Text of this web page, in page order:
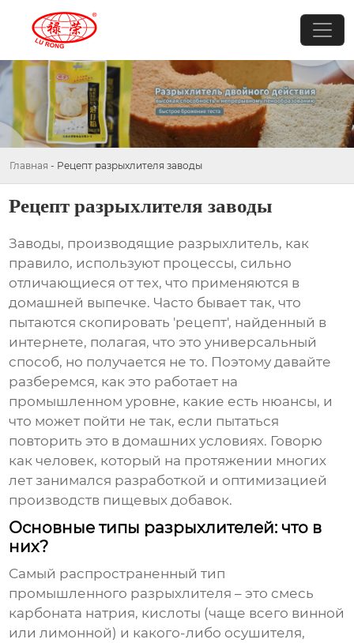
Главная - Рецепт разрыхлителя заводы
Рецепт разрыхлителя заводы
Заводы, производящие разрыхлитель, как
правило, используют процессы, сильно
отличающиеся от тех, что применяются в
домашней выпечке. Часто бывает так, что
пытаются скопировать 'рецепт', найденный в
интернете, полагая, что это универсальный
способ, но получается не то. Поэтому давайте
разберемся, как это работает на
промышленном уровне, какие есть нюансы, и
что может пойти не так, если пытаться
повторить это в домашних условиях. Говорю
как человек, который на протяжении многих
лет занимался разработкой и оптимизацией
производств пищевых добавок.
Основные типы разрыхлителей: что в
них?
Самый распространенный тип
промышленного разрыхлителя – это смесь
карбоната натрия, кислоты (чаще всего винной
или лимонной) и какого-либо осушителя,